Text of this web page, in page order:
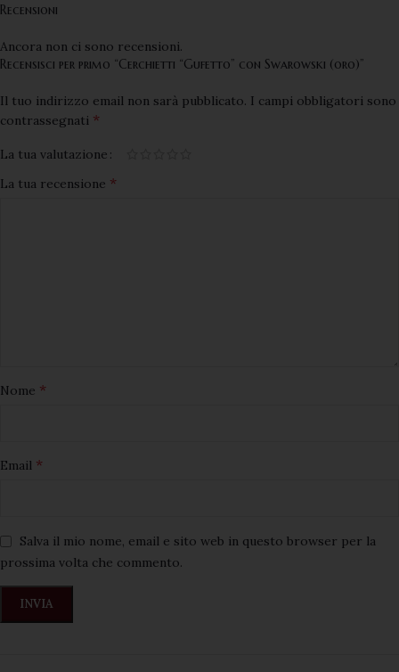
Recensioni
Ancora non ci sono recensioni.
Recensisci per primo “Cerchietti “Gufetto” con Swarowski (oro)”
Il tuo indirizzo email non sarà pubblicato. I campi obbligatori sono
contrassegnati *
La tua valutazione
La tua recensione *
Nome *
Email *
Salva il mio nome, email e sito web in questo browser per la
prossima volta che commento.